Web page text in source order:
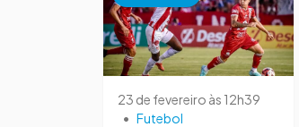
23 de fevereiro às 12h39
• Futebol